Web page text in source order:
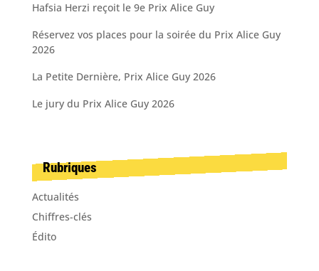
Hafsia Herzi reçoit le 9e Prix Alice Guy
Réservez vos places pour la soirée du Prix Alice Guy
2026
La Petite Dernière, Prix Alice Guy 2026
Le jury du Prix Alice Guy 2026
Rubriques
Actualités
Chiffres-clés
Édito